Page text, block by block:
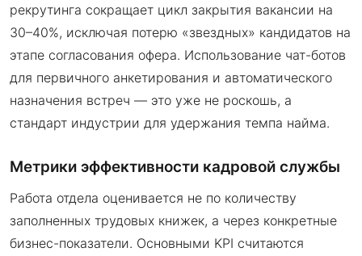
рекрутинга сокращает цикл закрытия вакансии на
30–40%, исключая потерю «звездных» кандидатов на
этапе согласования офера. Использование чат-ботов
для первичного анкетирования и автоматического
назначения встреч — это уже не роскошь, а
стандарт индустрии для удержания темпа найма.
Метрики эффективности кадровой службы
Работа отдела оценивается не по количеству
заполненных трудовых книжек, а через конкретные
бизнес-показатели. Основными KPI считаются